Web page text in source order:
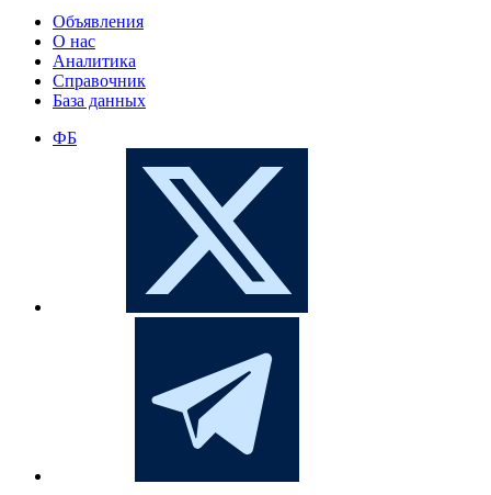
Объявления
О нас
Аналитика
Справочник
База данных
ФБ